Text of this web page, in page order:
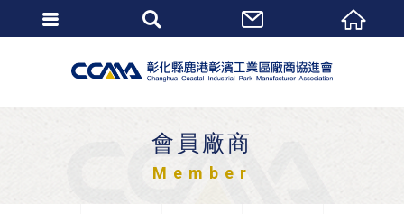
會員廠商
Member